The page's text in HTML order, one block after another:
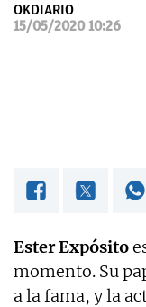
OKDIARIO
15/05/2020 10:26
Ester Expósito
momento. Su
a la fama, y la